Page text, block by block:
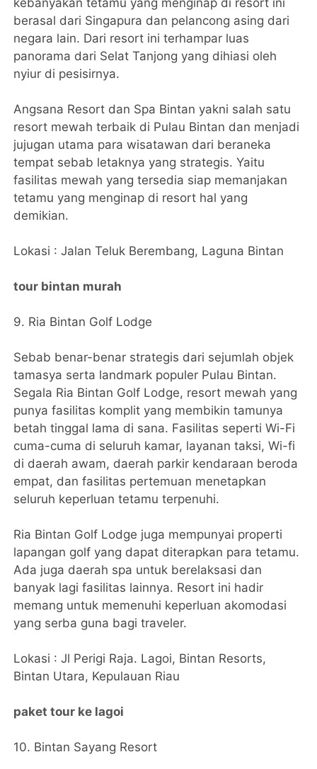
kebanyakan tetamu yang menginap di resort ini
berasal dari Singapura dan pelancong asing dari
negara lain. Dari resort ini terhampar luas
panorama dari Selat Tanjong yang dihiasi oleh
nyiur di pesisirnya.
Angsana Resort dan Spa Bintan yakni salah satu
resort mewah terbaik di Pulau Bintan dan menjadi
jujugan utama para wisatawan dari beraneka
tempat sebab letaknya yang strategis. Yaitu
fasilitas mewah yang tersedia siap memanjakan
tetamu yang menginap di resort hal yang
demikian.
Lokasi : Jalan Teluk Berembang, Laguna Bintan
tour bintan murah
9. Ria Bintan Golf Lodge
Sebab benar-benar strategis dari sejumlah objek
tamasya serta landmark populer Pulau Bintan.
Segala Ria Bintan Golf Lodge, resort mewah yang
punya fasilitas komplit yang membikin tamunya
betah tinggal lama di sana. Fasilitas seperti Wi-Fi
cuma-cuma di seluruh kamar, layanan taksi, Wi-fi
di daerah awam, daerah parkir kendaraan beroda
empat, dan fasilitas pertemuan menetapkan
seluruh keperluan tetamu terpenuhi.
Ria Bintan Golf Lodge juga mempunyai properti
lapangan golf yang dapat diterapkan para tetamu.
Ada juga daerah spa untuk berelaksasi dan
banyak lagi fasilitas lainnya. Resort ini hadir
memang untuk memenuhi keperluan akomodasi
yang serba guna bagi traveler.
Lokasi : Jl Perigi Raja. Lagoi, Bintan Resorts,
Bintan Utara, Kepulauan Riau
paket tour ke lagoi
10. Bintan Sayang Resort